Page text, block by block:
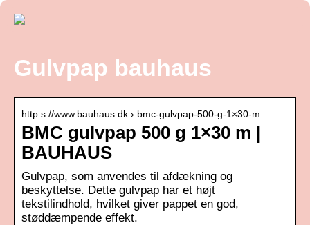
Gulvpap bauhaus
http s://www.bauhaus.dk › bmc-gulvpap-500-g-1×30-m
BMC gulvpap 500 g 1×30 m |
BAUHAUS
Gulvpap, som anvendes til afdækning og
beskyttelse. Dette gulvpap har et højt
tekstilindhold, hvilket giver pappet en god,
støddæmpende effekt.